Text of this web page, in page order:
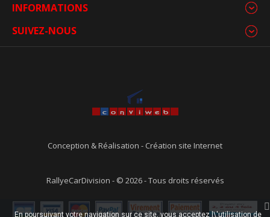
INFORMATIONS
SUIVEZ-NOUS
Conception & Réalisation - Création site Internet
RallyeCarDivision - © 2026 - Tous droits réservés
En poursuivant votre navigation sur ce site, vous acceptez l\'utilisation de